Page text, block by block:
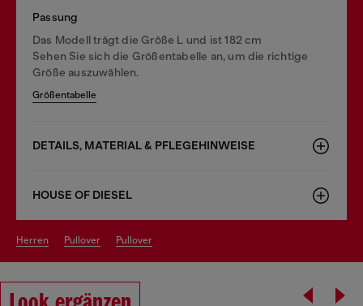
Passung
Das Modell trägt die Größe L und ist 182 cm
Sehen Sie sich die Größentabelle an, um die richtige
Größe auszuwählen.
Größentabelle
DETAILS, MATERIAL & PFLEGEHINWEISE
HOUSE OF DIESEL
herren pullover pullover